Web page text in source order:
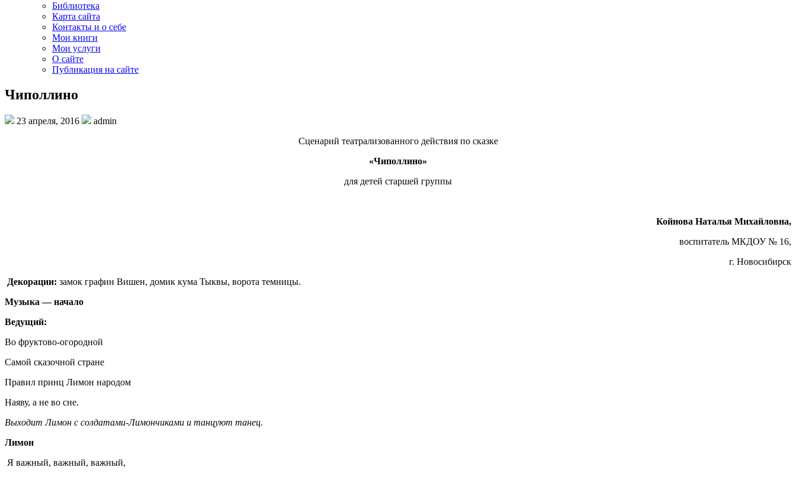
Библиотека
Карта сайта
Контакты и о себе
Мои книги
Мои услуги
О сайте
Публикация на сайте
Чиполлино
23 апреля, 2016
admin
Сценарий театрализованного действия по сказке
«Чиполлино»
для детей старшей группы
Койнова Наталья Михайловна,
воспитатель МКДОУ № 16,
г. Новосибирск
Декорации: замок графин Вишен, домик кума Тыквы, ворота темницы.
Музыка — начало
Ведущий:
Во фруктово-огородной
Самой сказочной стране
Правил принц Лимон народом
Наяву, а не во сне.
Выходит Лимон с солдатами-Лимончиками и танцуют танец.
Лимон
Я важный, важный, важный,